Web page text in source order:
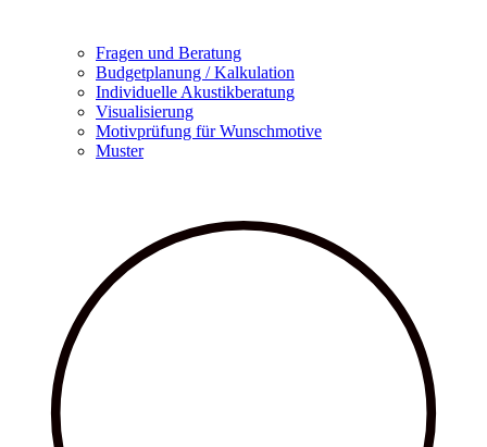
Fragen und Beratung
Budgetplanung / Kalkulation
Individuelle Akustikberatung
Visualisierung
Motivprüfung für Wunschmotive
Muster